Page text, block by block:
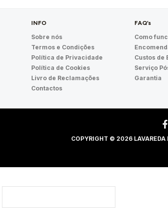
INFO
Sobre nós
Termos e Condições
Política de Privacidade
Política de Cookies
Livro de Reclamações
Contactos
FAQ’s
Como
Custos de
Serviço
Garantia
COPYRIGHT © 2026